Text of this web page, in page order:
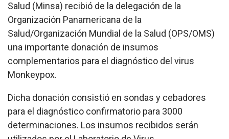
Salud (Minsa) recibió de la delegación de la
Organización Panamericana de la
Salud/Organización Mundial de la Salud (OPS/OMS)
una importante donación de insumos
complementarios para el diagnóstico del virus
Monkeypox.
Dicha donación consistió en sondas y cebadores
para el diagnóstico confirmatorio para 3000
determinaciones. Los insumos recibidos serán